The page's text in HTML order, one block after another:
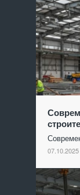
07.10.2025